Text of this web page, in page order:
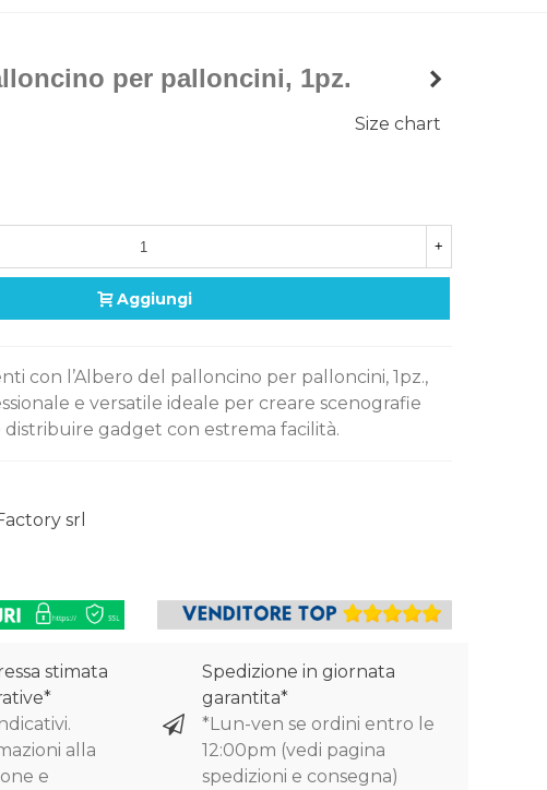
per palloncini, 1pz.
Size chart
+
Aggiungi
con l’Albero del palloncino per palloncini, 1pz.,
e versatile ideale per creare scenografie
gadget con estrema facilità.
srl
stimata
alla
e
Spedizione in giornata
garantita*
*Lun-ven se ordini entro le
12:00pm (vedi pagina
spedizioni e consegna)